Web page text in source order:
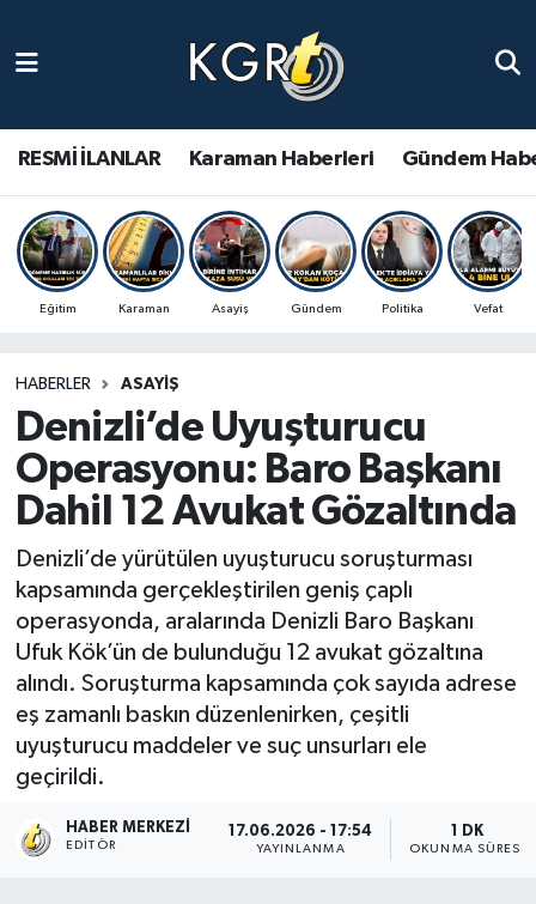
RESMİ İLANLAR Karaman Haberleri Gündem
Eğitim Karaman Asayiş Gündem Politika Vefat
HABERLER ASAYIŞ
Denizli’de Uyuşturucu
Operasyonu: Baro Başkanı
Dahil 12 Avukat Gözaltında
Denizli’de yürütülen uyuşturucu soruşturması
kapsamında gerçekleştirilen geniş çaplı
operasyonda, aralarında Denizli Baro Başkanı
Ufuk Kök’ün de bulunduğu 12 avukat gözaltına
alındı. Soruşturma kapsamında çok sayıda adrese
eş zamanlı baskın düzenlenirken, çeşitli
uyuşturucu maddeler ve suç unsurları ele
geçirildi.
HABER MERKEZI
EDITÖR
17.06.2026 - 17:54
YAYINLANMA
1 DK
OKUNMA SÜRESI
Gündem Haberleri
Güncel Haberler
Spor Haberleri
Ulusal Haberler
Vefat Edenler